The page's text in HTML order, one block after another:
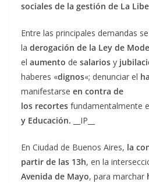
sociales de la gestión de La
Entre las principales demandas
la derogación de la Ley de
el aumento de salarios y
haberes «dignos«; denunciar el
manifestarse en contra de
los recortes fundamentalmente
y Educación.
__IP__
En Ciudad de Buenos Aires, la
partir de las 13h, en la
Avenida de Mayo, para marchar